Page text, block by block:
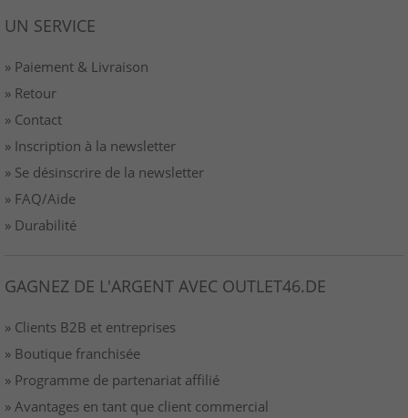
UN SERVICE
» Paiement & Livraison
» Retour
» Contact
» Inscription à la newsletter
» Se désinscrire de la newsletter
» FAQ/Aide
» Durabilité
GAGNEZ DE L'ARGENT AVEC OUTLET46.DE
» Clients B2B et entreprises
» Boutique franchisée
» Programme de partenariat affilié
» Avantages en tant que client commercial